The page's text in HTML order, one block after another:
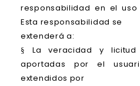
responsabilidad en el
Esta responsabilidad se
extenderá a:
§
La veracidad y licitud
aportadas por el
extendidos por